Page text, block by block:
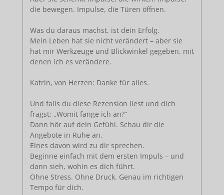
die bewegen. Impulse, die Türen öffnen.
Was du daraus machst, ist dein Erfolg.
Mein Leben hat sie nicht verändert – aber sie
hat mir Werkzeuge und Blickwinkel gegeben, mit
denen ich es verändere.
Katrin, von Herzen: Danke für alles.
Und falls du diese Rezension liest und dich
fragst: „Womit fange ich an?“
Dann hör auf dein Gefühl. Schau dir die
Angebote in Ruhe an.
Eines davon wird zu dir sprechen.
Beginne einfach mit dem ersten Impuls – und
dann sieh, wohin es dich führt.
Ohne Stress. Ohne Druck. Genau im richtigen
Tempo für dich.